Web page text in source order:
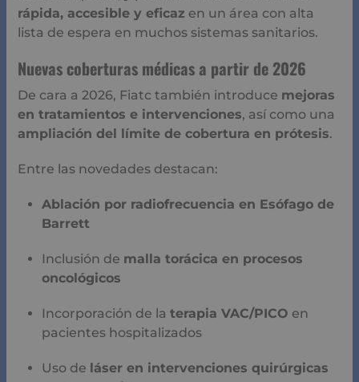
rápida, accesible y eficaz en un área con alta
lista de espera en muchos sistemas sanitarios.
Nuevas coberturas médicas a partir de 2026
De cara a 2026, Fiatc también introduce mejoras
en tratamientos e intervenciones, así como una
ampliación del límite de cobertura en prótesis.
Entre las novedades destacan:
Ablación por radiofrecuencia en Esófago de
Barrett
Inclusión de malla torácica en procesos
oncológicos
Incorporación de la terapia VAC/PICO en
pacientes hospitalizados
Uso de láser en intervenciones quirúrgicas